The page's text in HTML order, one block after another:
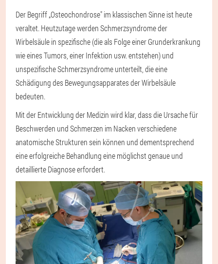
Der Begriff „Osteochondrose" im klassischen Sinne ist heute
veraltet. Heutzutage werden Schmerzsyndrome der
Wirbelsäule in spezifische (die als Folge einer Grunderkrankung
wie eines Tumors, einer Infektion usw. entstehen) und
unspezifische Schmerzsyndrome unterteilt, die eine
Schädigung des Bewegungsapparates der Wirbelsäule
bedeuten.
Mit der Entwicklung der Medizin wird klar, dass die Ursache für
Beschwerden und Schmerzen im Nacken verschiedene
anatomische Strukturen sein können und dementsprechend
eine erfolgreiche Behandlung eine möglichst genaue und
detaillierte Diagnose erfordert.